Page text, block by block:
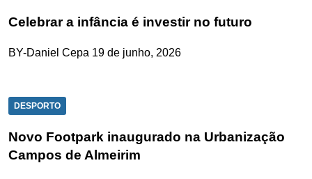
Celebrar a infância é investir no futuro
BY-Daniel Cepa 19 de junho, 2026
DESPORTO
Novo Footpark inaugurado na Urbanização
Campos de Almeirim